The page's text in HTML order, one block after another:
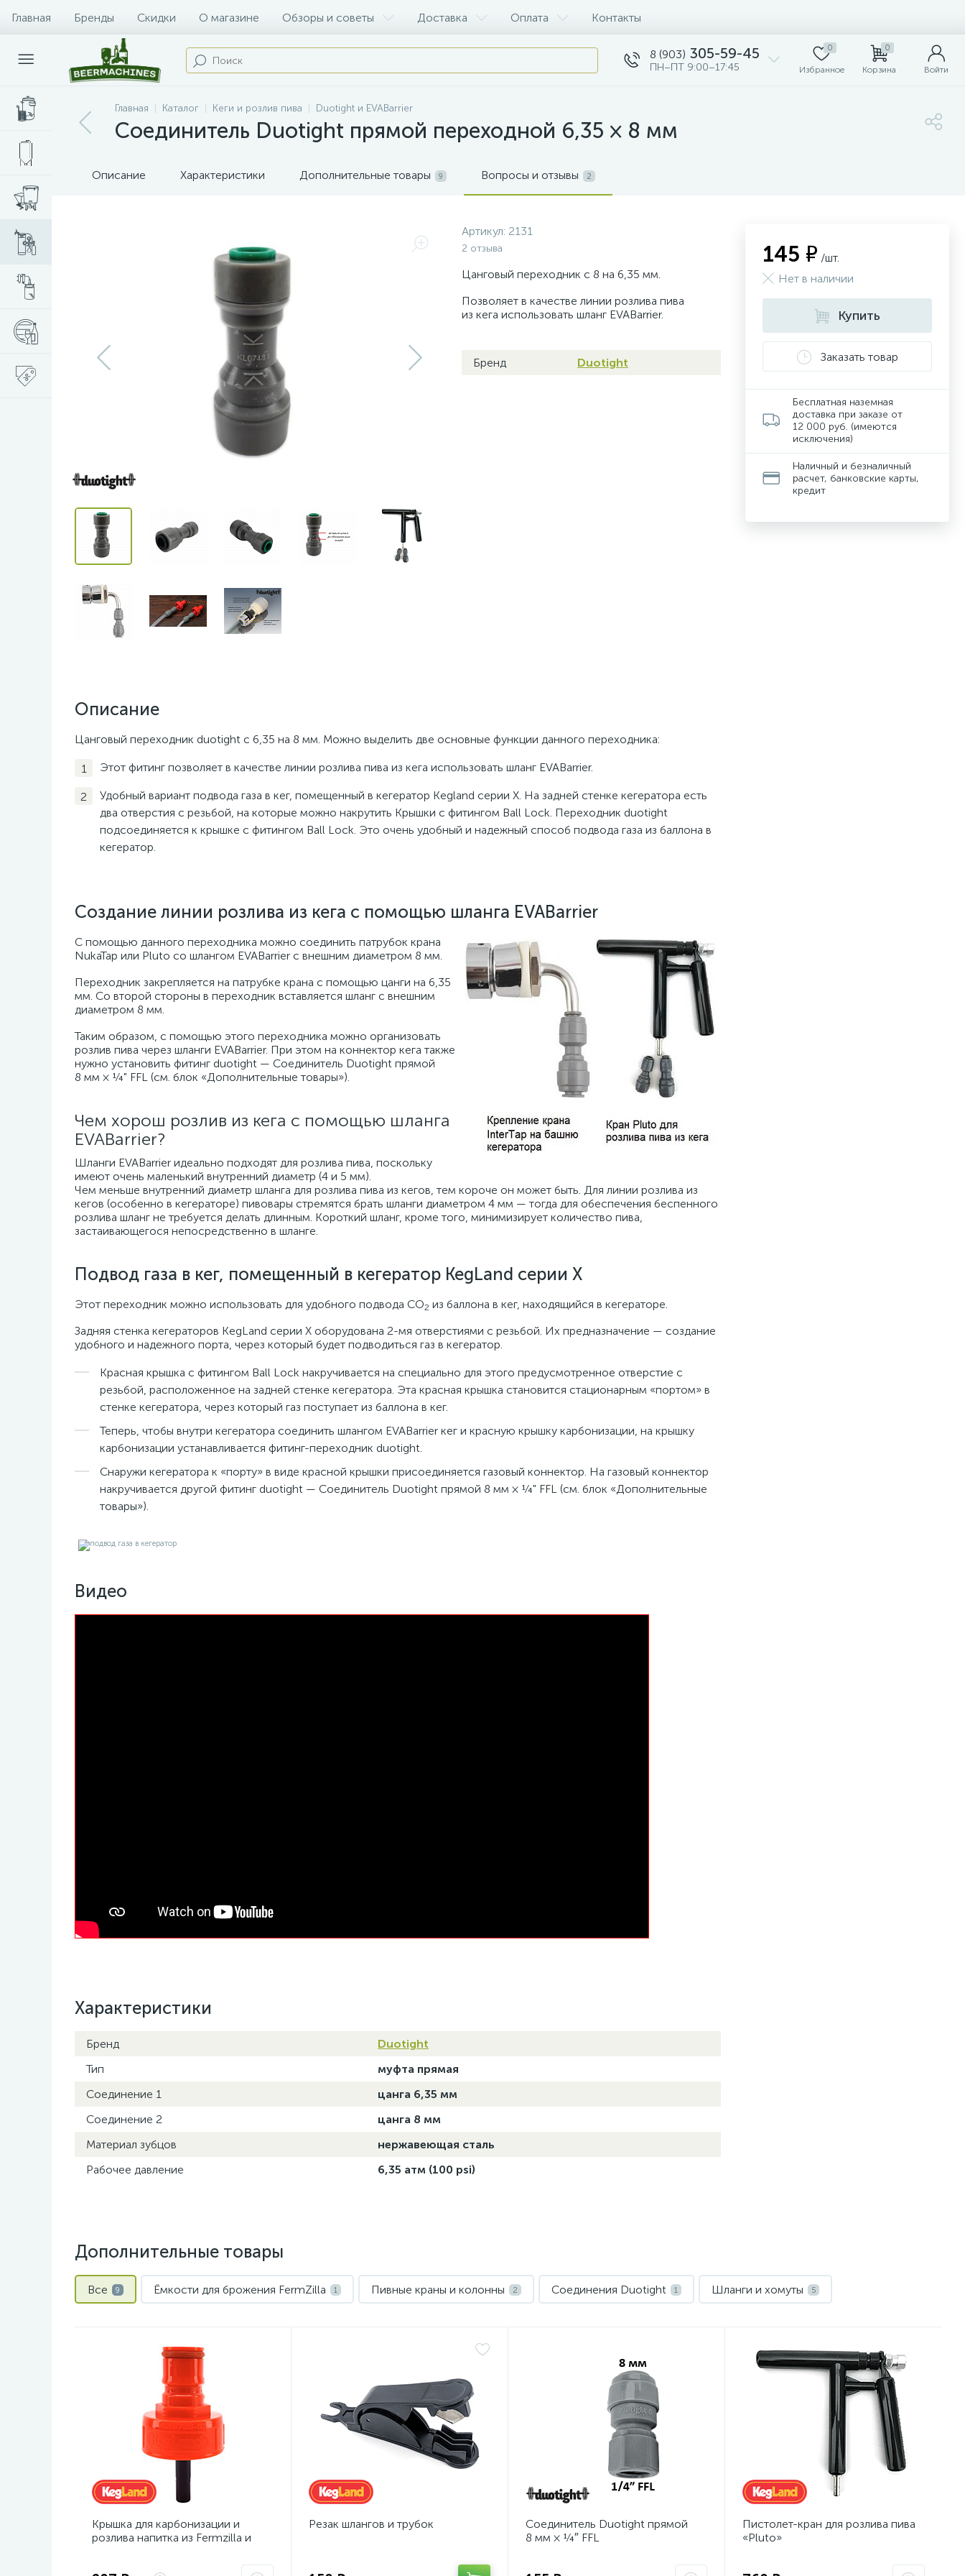
Главная Бренды Скидки О магазине Обзоры и советы Доставка Оплата Контакты
8 (903) 305-59-45
ПН–ПТ 9:00–17:45
0
Избранное
0
Корзина Войти
Главная Каталог Кеги и розлив пива Duotight и EVABarrier
Соединитель Duotight прямой переходной 6,35 × 8 мм
Описание Характеристики Дополнительные товары 9 Вопросы и отзывы 2
Артикул: 2131
2 отзыва
Цанговый переходник с 8 на 6,35 мм.
Позволяет в качестве линии розлива пива
из кега использовать шланг EVABarrier.
Бренд Duotight
Описание
Цанговый переходник duotight с 6,35 на 8 мм. Можно выделить две основные функции данного переходника:
Этот фитинг позволяет в качестве линии розлива пива из кега использовать шланг EVABarrier.
Удобный вариант подвода газа в кег, помещенный в кегератор Kegland серии X. На задней стенке кегератора есть
два отверстия с резьбой, на которые можно накрутить Крышки с фитингом Ball Lock. Переходник duotight
подсоединяется к крышке с фитингом Ball Lock. Это очень удобный и надежный способ подвода газа из баллона в
кегератор.
Создание линии розлива из кега с помощью шланга EVABarrier
С помощью данного переходника можно соединить патрубок крана
NukaTap или Pluto со шлангом EVABarrier с внешним диаметром 8 мм.
Переходник закрепляется на патрубке крана с помощью цанги на 6,35
мм. Со второй стороны в переходник вставляется шланг с внешним
диаметром 8 мм.
Таким образом, с помощью этого переходника можно организовать
розлив пива через шланги EVABarrier. При этом на коннектор кега также
нужно установить фитинг duotight — Соединитель Duotight прямой
8 мм × ¼" FFL (см. блок «Дополнительные товары»).
Чем хорош розлив из кега с помощью шланга
EVABarrier?
Шланги EVABarrier идеально подходят для розлива пива, поскольку
имеют очень маленький внутренний диаметр (4 и 5 мм).
Чем меньше внутренний диаметр шланга для розлива пива из кегов, тем короче он может быть. Для линии розлива из
кегов (особенно в кегераторе) пивовары стремятся брать шланги диаметром 4 мм — тогда для обеспечения беспенного
розлива шланг не требуется делать длинным. Короткий шланг, кроме того, минимизирует количество пива,
застаивающегося непосредственно в шланге.
Подвод газа в кег, помещенный в кегератор KegLand серии X
Этот переходник можно использовать для удобного подвода СО2 из баллона в кег, находящийся в кегераторе.
Задняя стенка кегераторов KegLand серии X оборудована 2-мя отверстиями с резьбой. Их предназначение — создание
удобного и надежного порта, через который будет подводиться газ в кегератор.
Красная крышка с фитингом Ball Lock накручивается на специально для этого предусмотренное отверстие с
резьбой, расположенное на задней стенке кегератора. Эта красная крышка становится стационарным «портом» в
стенке кегератора, через который газ поступает из баллона в кег.
Теперь, чтобы внутри кегератора соединить шлангом EVABarrier кег и красную крышку карбонизации, на крышку
карбонизации устанавливается фитинг-переходник duotight.
Снаружи кегератора к «порту» в виде красной крышки присоединяется газовый коннектор. На газовый коннектор
накручивается другой фитинг duotight — Соединитель Duotight прямой 8 мм × ¼" FFL (см. блок «Дополнительные
товары»).
Видео
Характеристики
Бренд
Duotight
Тип
муфта прямая
Соединение 1
цанга 6,35 мм
Соединение 2
цанга 8 мм
Материал зубцов
нержавеющая сталь
Рабочее давление
6,35 атм (100 psi)
145 ₽ /шт.
Нет в наличии
Купить
Заказать товар
Бесплатная наземная
доставка при заказе от
12 000 руб. (имеются
исключения)
Наличный и безналичный
расчет, банковские карты,
кредит
Дополнительные товары
Все 9 Ёмкости для брожения FermZilla 1 Пивные краны и колонны 2 Соединения Duotight 1 Шланги и хомуты 5
Крышка для карбонизации и
розлива напитка из Fermzilla и
Резак шлангов и трубок
Соединитель Duotight прямой
8 мм × ¼″ FFL
Пистолет-кран для розлива пива
«Pluto»